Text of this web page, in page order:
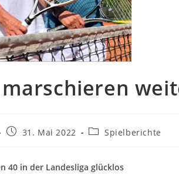
Beitrag31. Mai 2022
Beitrags-
Spielberichte
40 in der Landesliga glücklos